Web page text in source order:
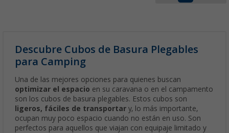
Descubre Cubos de Basura Plegables
para Camping
Una de las mejores opciones para quienes buscan
optimizar el espacio en su caravana o en el campamento
son los cubos de basura plegables. Estos cubos son
ligeros, fáciles de transportar y, lo más importante,
ocupan muy poco espacio cuando no están en uso. Son
perfectos para aquellos que viajan con equipaje limitado y